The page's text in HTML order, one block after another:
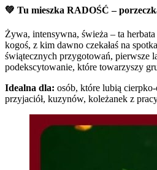
💚 Tu mieszka RADOŚĆ –
Żywa, intensywna, świeża – ta
kogoś, z kim dawno czekałaś na
świątecznych przygotowań, pierwsze
podekscytowanie, które towarzyszy
Idealna dla: osób, które lubią
przyjaciół, kuzynów, koleżanek z